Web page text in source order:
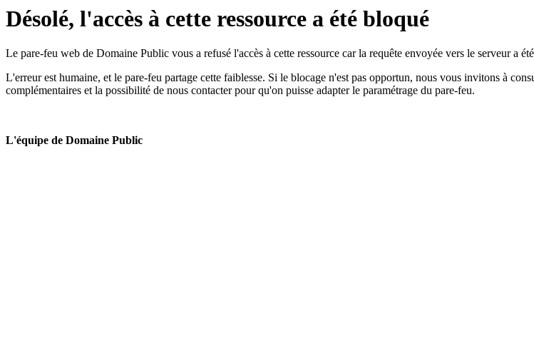
Désolé, l'accès à cette ressource a été bloqué
Le pare-feu web de Domaine Public vous a refusé l'accès à cette ressource car la requête envoyée vers le serveur a
L'erreur est humaine, et le pare-feu partage cette faiblesse. Si le blocage n'est pas opportun, nous vous invitons à
complémentaires et la possibilité de nous contacter pour qu'on puisse adapter le paramétrage du pare-feu.
L'équipe de Domaine Public